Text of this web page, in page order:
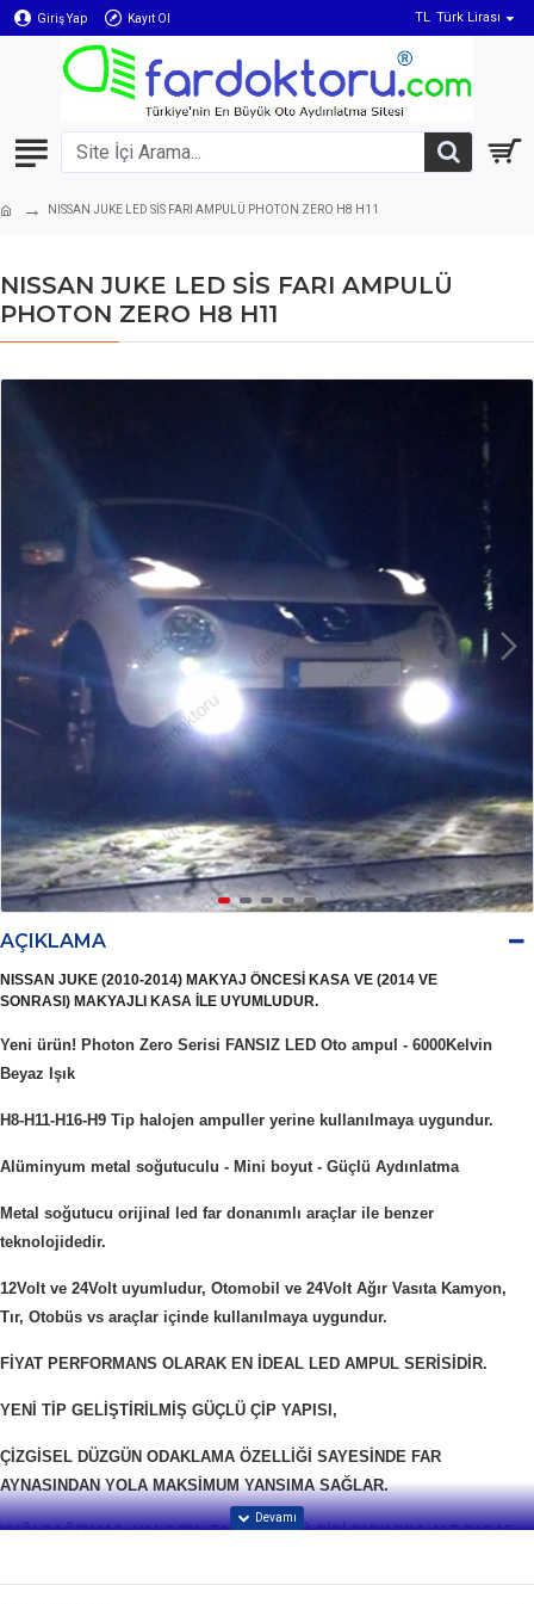
Giriş Yap Kayıt Ol TL Türk Lirası
NISSAN JUKE LED SİS FARI AMPULÜ PHOTON ZERO H8 H11
NISSAN JUKE LED SİS FARI AMPULÜ
PHOTON ZERO H8 H11
AÇIKLAMA
NISSAN JUKE (2010-2014) MAKYAJ ÖNCESİ KASA VE (2014 VE
SONRASI) MAKYAJLI KASA İLE UYUMLUDUR.
Yeni ürün! Photon Zero Serisi FANSIZ LED Oto ampul - 6000Kelvin
Beyaz Işık
H8-H11-H16-H9 Tip halojen ampuller yerine kullanılmaya uygundur.
Alüminyum metal soğutuculu - Mini boyut - Güçlü Aydınlatma
Metal soğutucu orijinal led far donanımlı araçlar ile benzer
teknolojidedir.
12Volt ve 24Volt uyumludur, Otomobil ve 24Volt Ağır Vasıta Kamyon,
Tır, Otobüs vs araçlar içinde kullanılmaya uygundur.
FİYAT PERFORMANS OLARAK EN İDEAL LED AMPUL SERİSİDİR.
YENİ TİP GELİŞTİRİLMİŞ GÜÇLÜ ÇİP YAPISI,
ÇİZGİSEL DÜZGÜN ODAKLAMA ÖZELLİĞİ SAYESİNDE FAR
AYNASINDAN YOLA MAKSİMUM YANSIMA SAĞLAR.
IŞIĞI DAĞITMAZ, HALOJEN FAR AMPULÜ GİBİ DUVARDA ALT TARAF